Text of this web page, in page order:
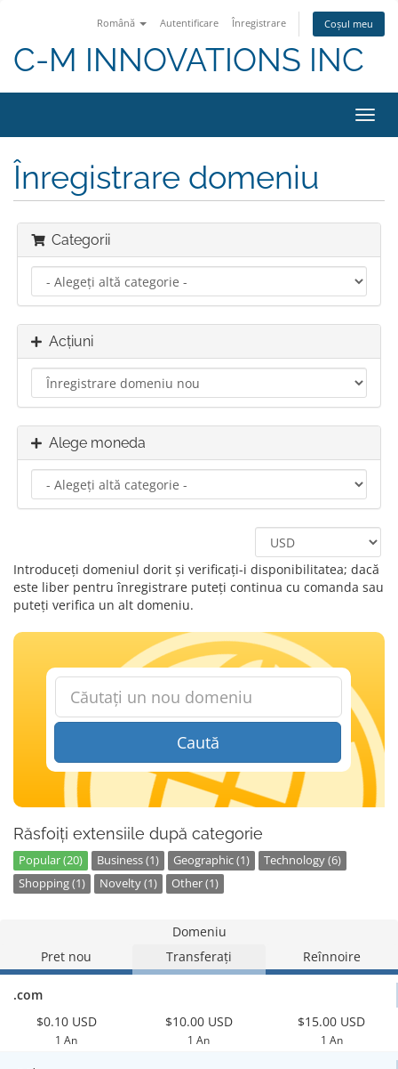
Română Autentificare Înregistrare Coșul meu
C-M INNOVATIONS INC
Înregistrare domeniu
Categorii
Acțiuni
Alege moneda
Introduceți domeniul dorit și verificați-i disponibilitatea; dacă
este liber pentru înregistrare puteți continua cu comanda sau
puteți verifica un alt domeniu.
Caută
Răsfoiți extensiile după categorie
Popular (20) Business (1) Geographic (1)
Technology (6)
Shopping (1)
Novelty (1) Other (1)
Domeniu
Pret nou
Transferați Reînnoire
.com
$0.10 USD
1 An
$10.00 USD
1 An
$15.00 USD
1 An